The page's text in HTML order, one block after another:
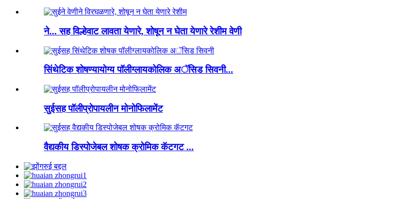
ने... सह विल्हेवाट लावता येणारे, शोषून न घेता येणारे रेशीम वेणी
सिंथेटिक शोषण्यायोग्य पॉलीग्लायकोलिक अॅसिड सिवनी...
सुईसह पॉलीप्रोपायलीन मोनोफिलामेंट
वैद्यकीय डिस्पोजेबल शोषक क्रोमिक कॅटगट ...